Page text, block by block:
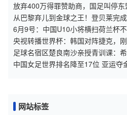
放弃400万得罪赞助商，国足叫停
狠棋
从巴黎弃儿到金球之王！登贝莱完
不上
6月9号：中国U10小将横扫荷兰杯
硬仗踢出亚洲足球新希望
央视转播世界杯：韩国对阵捷克，
队赢球？
足球名宿区楚良南沙亲授青训课：
中国女足世界排名降至17位 亚运夺
网站标签